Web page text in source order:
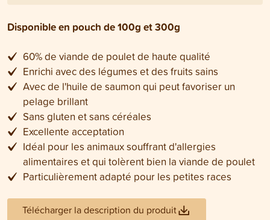
Disponible en pouch de 100g et 300g
60% de viande de poulet de haute qualité
Enrichi avec des légumes et des fruits sains
Avec de l'huile de saumon qui peut favoriser un
pelage brillant
Sans gluten et sans céréales
Excellente acceptation
Idéal pour les animaux souffrant d'allergies
alimentaires et qui tolèrent bien la viande de poulet
Particulièrement adapté pour les petites races
Télécharger la description du produit